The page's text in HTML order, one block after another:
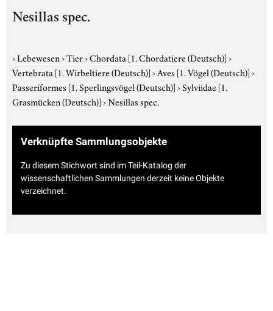
Nesillas spec.
›Lebewesen›Tier›Chordata [1. Chordatiere (Deutsch)]›
Vertebrata [1. Wirbeltiere (Deutsch)]›Aves [1. Vögel (Deutsch)]›
Passeriformes [1. Sperlingsvögel (Deutsch)]›Sylviidae [1.
Grasmücken (Deutsch)]›Nesillas spec.
Verknüpfte Sammlungsobjekte
Zu diesem Stichwort sind im Teil-Katalog der
wissenschaftlichen Sammlungen derzeit keine Objekte
verzeichnet.